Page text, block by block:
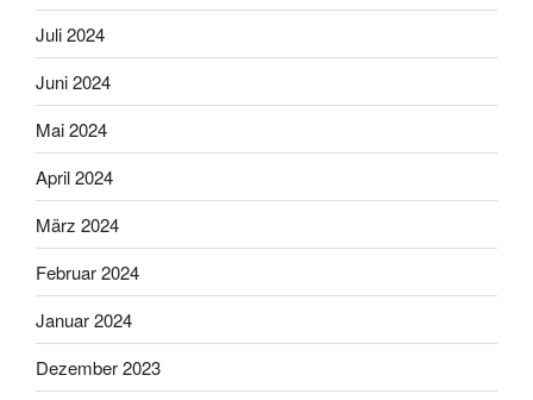
Juli 2024
Juni 2024
Mai 2024
April 2024
März 2024
Februar 2024
Januar 2024
Dezember 2023